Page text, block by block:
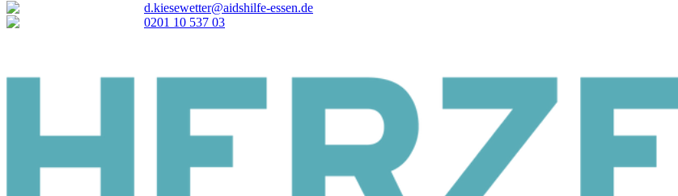
d.kiesewetter@aidshilfe-essen.de
0201 10 537 03